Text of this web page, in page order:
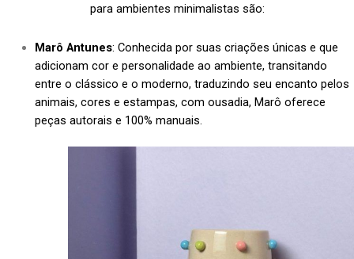
para ambientes minimalistas são:
Marô Antunes: Conhecida por suas criações únicas e que
adicionam cor e personalidade ao ambiente, transitando
entre o clássico e o moderno, traduzindo seu encanto pelos
animais, cores e estampas, com ousadia, Marô oferece
peças autorais e 100% manuais.